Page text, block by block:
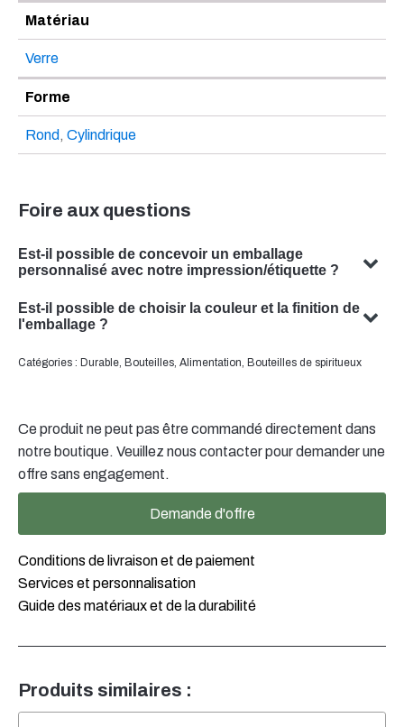
Matériau
Verre
Forme
Rond , Cylindrique
Foire aux questions
Est-il possible de concevoir un emballage
personnalisé avec notre impression/étiquette ?
avec votre sujet. Notre équipe est spécialisée dans la
répondent à vos besoins spécifiques.
Est-il possible de choisir la couleur et la finition de
l'emballage ?
Catégories : Durable, Bouteilles, Alimentation, Bouteilles de spiritueux
Ce produit ne peut pas être commandé directement dans
notre boutique. Veuillez nous contacter pour demander une
offre sans engagement.
Demande d'offre
Conditions de livraison et de paiement
Services et personnalisation
Guide des matériaux et de la durabilité
Produits similaires :